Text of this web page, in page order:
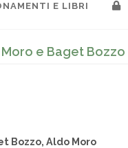
E LIBRI
e Baget Bozzo
Bozzo, Aldo Moro